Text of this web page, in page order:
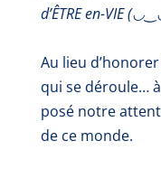
d’ÊTRE en-VIE
Au lieu
qui se déroule…
posé notre
de ce monde.